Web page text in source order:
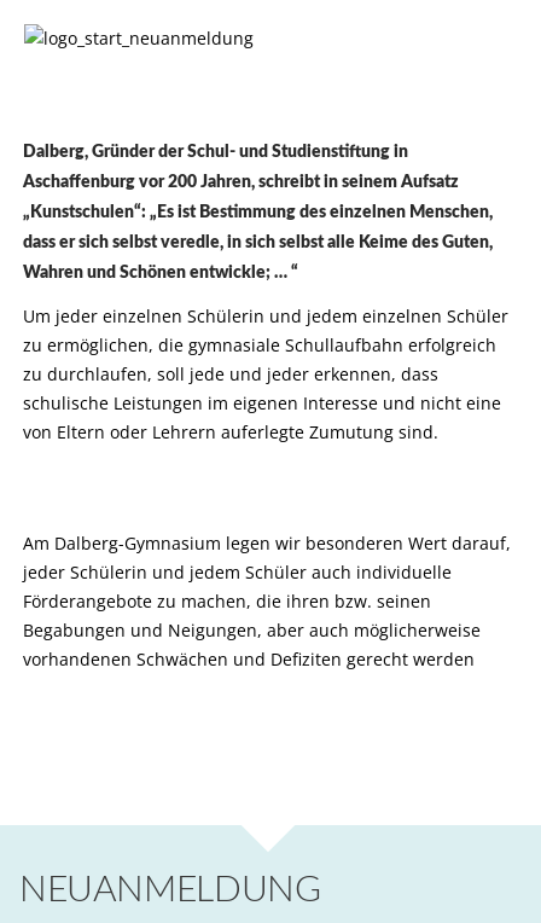
Dalberg, Gründer der Schul- und Studienstiftung in
Aschaffenburg vor 200 Jahren, schreibt in seinem Aufsatz
„Kunstschulen“: „Es ist Bestimmung des einzelnen Menschen,
dass er sich selbst veredle, in sich selbst alle Keime des Guten,
Wahren und Schönen entwickle; … “
Um jeder einzelnen Schülerin und jedem einzelnen Schüler
zu ermöglichen, die gymnasiale Schullaufbahn erfolgreich
zu durchlaufen, soll jede und jeder erkennen, dass
schulische Leistungen im eigenen Interesse und nicht eine
von Eltern oder Lehrern auferlegte Zumutung sind.
Am Dalberg-Gymnasium legen wir besonderen Wert darauf,
jeder Schülerin und jedem Schüler auch individuelle
Förderangebote zu machen, die ihren bzw. seinen
Begabungen und Neigungen, aber auch möglicherweise
vorhandenen Schwächen und Defiziten gerecht werden
NEUANMELDUNG